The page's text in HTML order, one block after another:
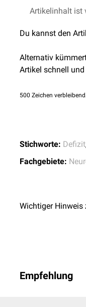
Kortikale
Pschyrembel -
Artikelinhalt ist
Du kannst den
Alternativ
Artikel schnell
500 Zeichen
Stichworte: Defizit
Fachgebiete:
Wichtiger Hinweis
Empfehlung